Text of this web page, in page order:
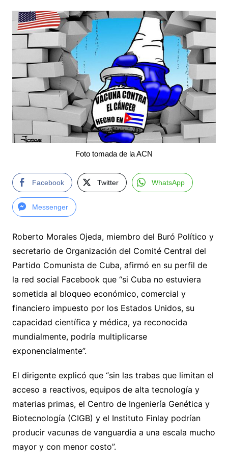
Foto tomada de la ACN
Facebook Twitter WhatsApp
Messenger
Roberto Morales Ojeda, miembro del Buró Político y
secretario de Organización del Comité Central del
Partido Comunista de Cuba, afirmó en su perfil de
la red social Facebook que “si Cuba no estuviera
sometida al bloqueo económico, comercial y
financiero impuesto por los Estados Unidos, su
capacidad científica y médica, ya reconocida
mundialmente, podría multiplicarse
exponencialmente”.
El dirigente explicó que “sin las trabas que limitan el
acceso a reactivos, equipos de alta tecnología y
materias primas, el Centro de Ingeniería Genética y
Biotecnología (CIGB) y el Instituto Finlay podrían
producir vacunas de vanguardia a una escala mucho
mayor y con menor costo”.